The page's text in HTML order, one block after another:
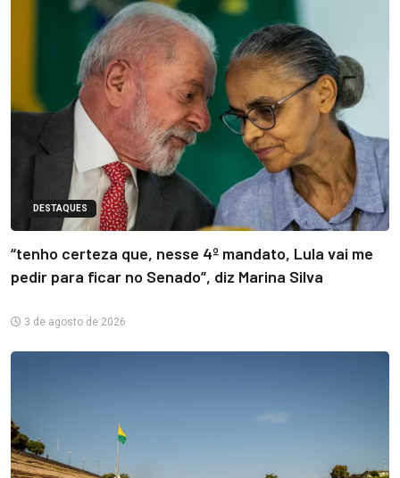
DESTAQUES
“tenho certeza que, nesse 4º mandato, Lula vai me
pedir para ficar no Senado”, diz Marina Silva
3 de agosto de 2026